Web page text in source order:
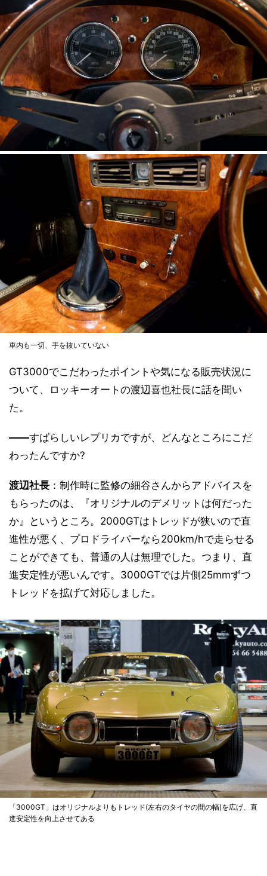
車内も一切、手を抜いていない
GT3000でこだわったポイントや気になる販売状況に
ついて、ロッキーオートの渡辺喜也社長に話を聞い
た。
――すばらしいレプリカですが、どんなところにこだ
わったんですか?
渡辺社長 ：制作時に監修の細谷さんからアドバイスを
もらったのは、『オリジナルのデメリットは何だった
か』というところ。2000GTはトレッドが狭いので直
進性が悪く、プロドライバーなら200km/hで走らせる
ことができても、普通の人は無理でした。つまり、直
進安定性が悪いんです。3000GTでは片側25mmずつ
トレッドを拡げて対応しました。
「3000GT」はオリジナルよりもトレッド(左右のタイヤの間の幅)を広げ、直
進安定性を向上させてある